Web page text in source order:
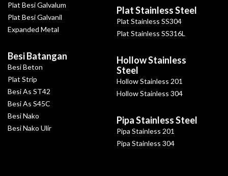
Plat Besi Galvalum
Plat Besi Galvanil
Expanded Metal
Besi Batangan
Besi Beton
Plat Strip
Besi As ST42
Besi As S45C
Besi Nako
Besi Nako Ulir
Plat Stainless Steel
Plat Stainless SS304
Plat Stainless SS316L
Hollow Stainless
Steel
Hollow Stainless 201
Hollow Stainless 304
Pipa Stainless Steel
Pipa Stainless 201
Pipa Stainless 304